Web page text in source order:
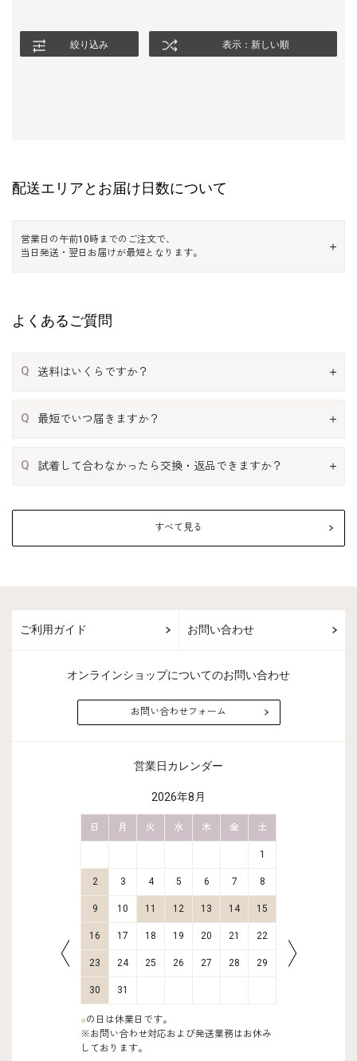
絞り込み 表示：新しい順
配送エリアとお届け日数について
営業日の午前10時までのご注文で、
当日発送・翌日お届けが最短となります。
よくあるご質問
Q 送料はいくらですか？
Q 最短でいつ届きますか？
Q 試着して合わなかったら交換・返品できますか？
すべて見る
ご利用ガイド お問い合わせ
オンラインショップについてのお問い合わせ
お問い合わせフォーム
営業日カレンダー
2026年8月
日 月 火 水 木 金 土
1
2 3 4 5 6 7 8
9 10 11 12 13 14 15
16 17 18 19 20 21 22
23 24 25 26 27 28 29
30 31
■の日は休業日です。
※お問い合わせ対応および発送業務はお休み
しております。